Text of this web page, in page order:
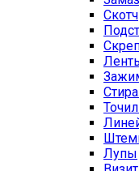
Скотч
Лупы